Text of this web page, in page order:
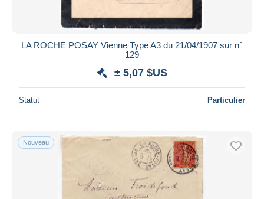
LA ROCHE POSAY Vienne Type A3 du 21/04/1907 sur n°
129
± 5,07 $US
Statut Particulier
Nouveau